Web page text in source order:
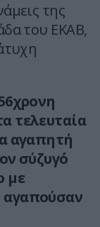
της
του ΕΚΑΒ,
τελευταία
αγαπητή
σύζυγό
με
αγαπούσαν